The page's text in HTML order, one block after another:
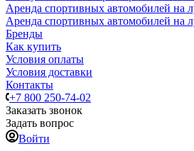
Аренда спортивных автомобилей на
Аренда спортивных автомобилей на
Бренды
Как купить
Условия оплаты
Условия доставки
Контакты
+7 800 250-74-02
Заказать звонок
Задать вопрос
Войти